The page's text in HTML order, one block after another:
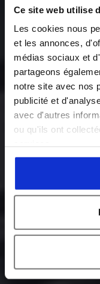
Ce site web utilise
Les cookies nous
et les annonces,
médias sociaux et
partageons
notre site avec nos
publicité et
avec d'autres
ou qu'ils ont
at
our
At ECM,
processes and
to always offer